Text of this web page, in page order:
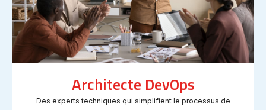
Architecte DevOps
Des experts techniques qui simplifient le processus de